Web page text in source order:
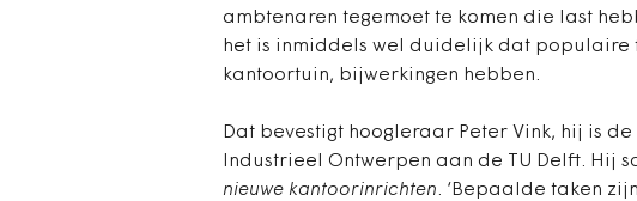
ambtenaren tegemoet te komen die last
het is inmiddels wel duidelijk dat populaire
kantoortuin, bijwerkingen hebben.
Dat bevestigt hoogleraar Peter Vink, hij is
Industrieel Ontwerpen aan de TU Delft. Hij
nieuwe kantoorinrichten. ‘Bepaalde taken